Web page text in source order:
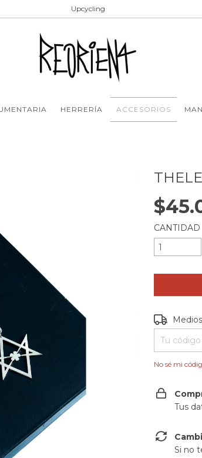
Upcycling
HERRERÍA ACCESORIOS
CANTIDAD
Entregas
No sé mi
Tus
Si no